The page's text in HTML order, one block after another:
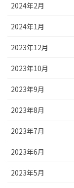
2024年2月
2024年1月
2023年12月
2023年10月
2023年9月
2023年8月
2023年7月
2023年6月
2023年5月